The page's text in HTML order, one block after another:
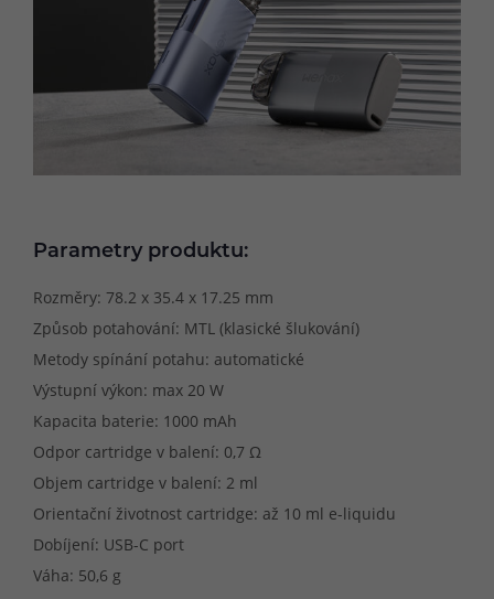
Parametry produktu:
Rozměry: 78.2 x 35.4 x 17.25 mm
Způsob potahování: MTL (klasické šlukování)
Metody spínání potahu: automatické
Výstupní výkon: max 20 W
Kapacita baterie: 1000 mAh
Odpor cartridge v balení: 0,7 Ω
Objem cartridge v balení: 2 ml
Orientační životnost cartridge: až 10 ml e-liquidu
Dobíjení: USB-C port
Váha: 50,6 g